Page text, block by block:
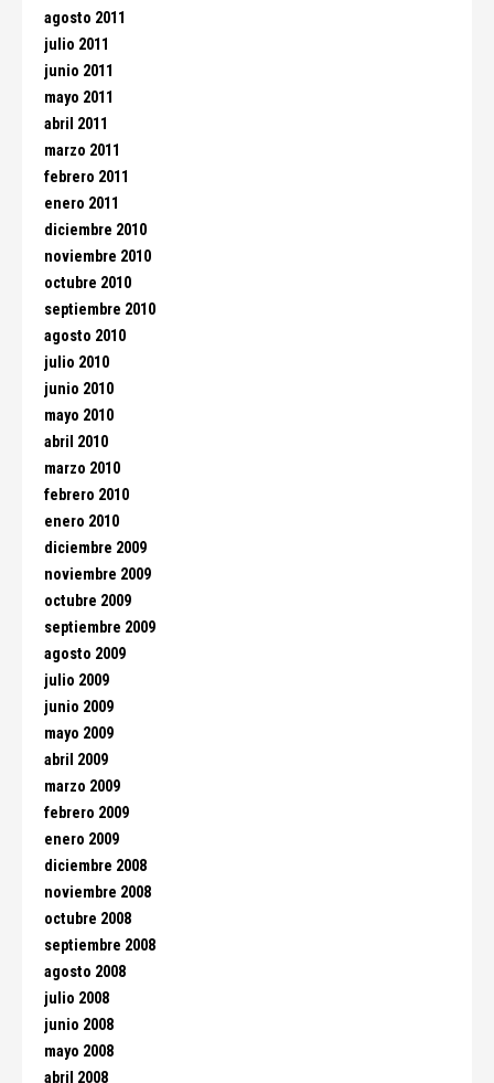
agosto 2011
julio 2011
junio 2011
mayo 2011
abril 2011
marzo 2011
febrero 2011
enero 2011
diciembre 2010
noviembre 2010
octubre 2010
septiembre 2010
agosto 2010
julio 2010
junio 2010
mayo 2010
abril 2010
marzo 2010
febrero 2010
enero 2010
diciembre 2009
noviembre 2009
octubre 2009
septiembre 2009
agosto 2009
julio 2009
junio 2009
mayo 2009
abril 2009
marzo 2009
febrero 2009
enero 2009
diciembre 2008
noviembre 2008
octubre 2008
septiembre 2008
agosto 2008
julio 2008
junio 2008
mayo 2008
abril 2008